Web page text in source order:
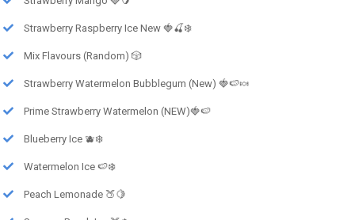
Strawberry Raspberry Ice New 🍓🍒❄️
Mix Flavours (Random) 🎲
Strawberry Watermelon Bubblegum (New) 🍓🍉🍬
Prime Strawberry Watermelon (NEW)🍓🍉
Blueberry Ice 🫐❄️
Watermelon Ice 🍉❄️
Peach Lemonade 🍑🍋